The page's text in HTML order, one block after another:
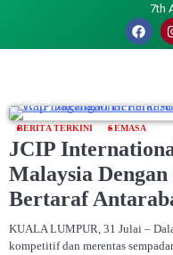
7th
BERITA TERKINI SEMASA
JCIP
Malaysia
Bertaraf
KUALA LUMPUR, 31 Julai –
kompetitif dan merentas